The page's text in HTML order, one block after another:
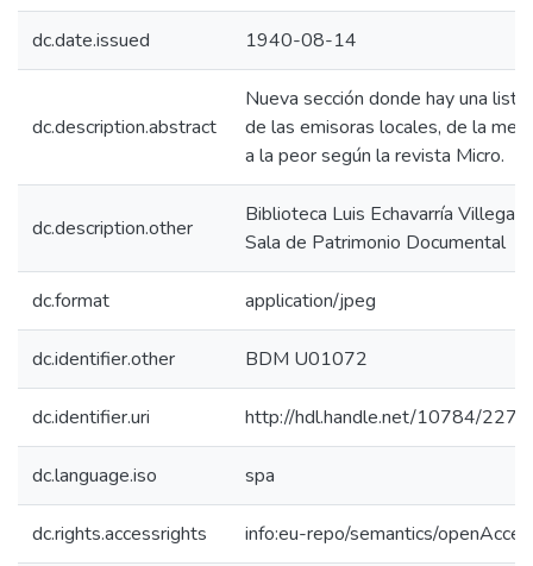
dc.date.issued 1940-08-14
dc.description.abstract
Nueva sección donde hay una lista
de las emisoras locales, de la
a la peor según la revista Micro.
dc.description.other
Biblioteca Luis Echavarría Villegas,
Sala de Patrimonio Documental
dc.format application/jpeg
dc.identifier.other BDM U01072
dc.identifier.uri http://hdl.handle.net/10784/
dc.language.iso spa
dc.rights.accessrights info:eu-repo/semantics/